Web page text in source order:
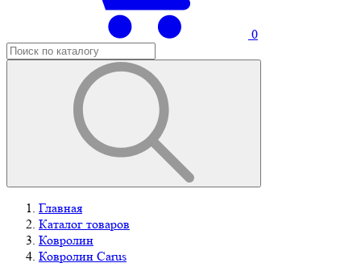
0
Главная
Каталог товаров
Ковролин
Ковролин Carus